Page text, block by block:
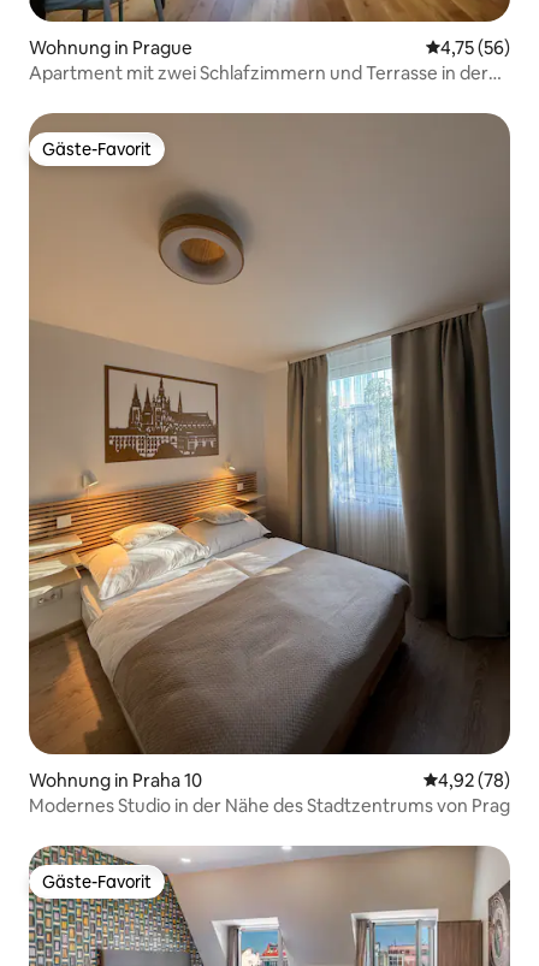
Wohnung in Prague
4,75 (56)
Apartment mit zwei Schlafzimmern und Terrasse in der
Gäste-Favorit
Gäste-Favorit
Wohnung in Praha 10
4,92 (78)
Modernes Studio in der Nähe des Stadtzentrums von Prag
Gäste-Favorit
Gäste-Favorit